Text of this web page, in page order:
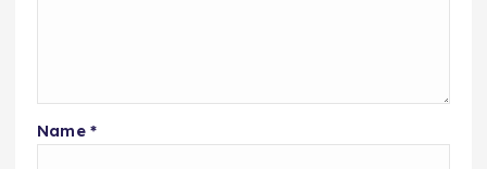
Name *